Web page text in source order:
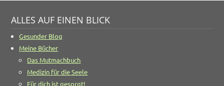
ALLES AUF EINEN BLICK
Gesunder Blog
Meine Bücher
Das Mutmachbuch
Medizin für die Seele
Für dich ist gesorgt!